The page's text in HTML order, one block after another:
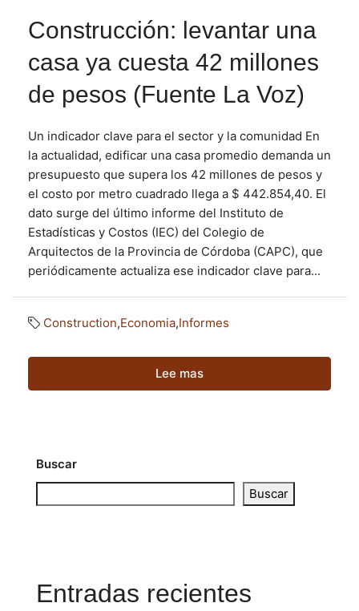
Construcción: levantar una
casa ya cuesta 42 millones
de pesos (Fuente La Voz)
Un indicador clave para el sector y la comunidad En
la actualidad, edificar una casa promedio demanda un
presupuesto que supera los 42 millones de pesos y
el costo por metro cuadrado llega a $ 442.854,40. El
dato surge del último informe del Instituto de
Estadísticas y Costos (IEC) del Colegio de
Arquitectos de la Provincia de Córdoba (CAPC), que
periódicamente actualiza ese indicador clave para...
Construction,Economia,Informes
Lee mas
Buscar
Buscar
Entradas recientes